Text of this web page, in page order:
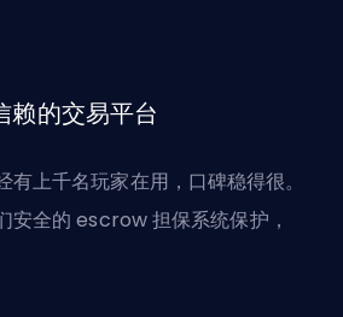
赖的交易平台
上千名玩家在用，口碑稳得很。
安全的 escrow 担保系统保护，